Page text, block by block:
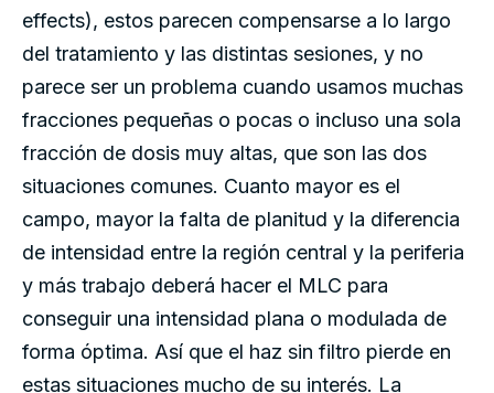
effects), estos parecen compensarse a lo largo
del tratamiento y las distintas sesiones, y no
parece ser un problema cuando usamos muchas
fracciones pequeñas o pocas o incluso una sola
fracción de dosis muy altas, que son las dos
situaciones comunes. Cuanto mayor es el
campo, mayor la falta de planitud y la diferencia
de intensidad entre la región central y la periferia
y más trabajo deberá hacer el MLC para
conseguir una intensidad plana o modulada de
forma óptima. Así que el haz sin filtro pierde en
estas situaciones mucho de su interés. La